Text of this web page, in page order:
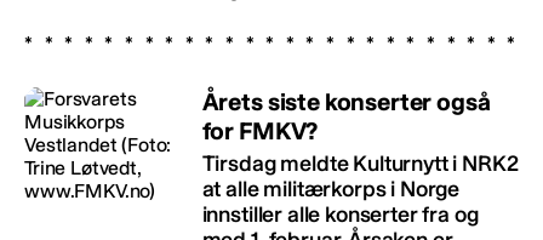
Årets siste konserter også
for FMKV?
Tirsdag meldte Kulturnytt i NRK2
at alle militærkorps i Norge
innstiller alle konserter fra og